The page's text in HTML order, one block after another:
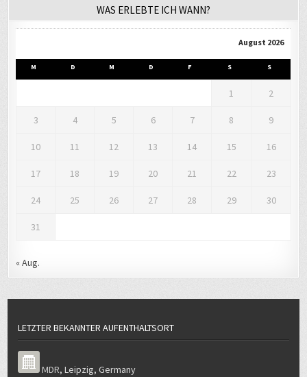
WAS ERLEBTE ICH WANN?
August 2026
M D M D F S S
1 2
3 4 5 6 7 8 9
10 11 12 13 14 15 16
17 18 19 20 21 22 23
24 25 26 27 28 29 30
31
« Aug.
LETZTER BEKANNTER AUFENTHALTSORT
MDR,Leipzig,Germany